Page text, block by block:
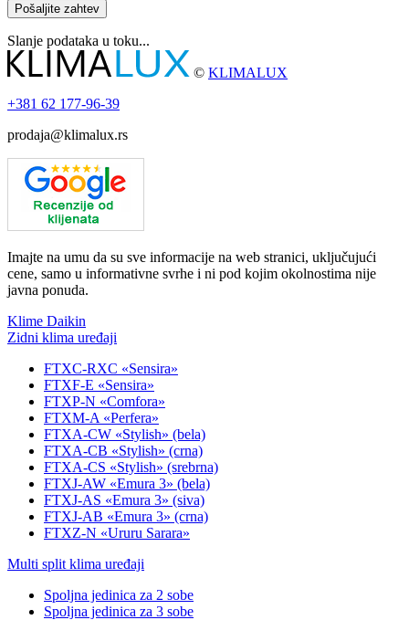
Pošaljite zahtev
Slanje podataka u toku...
© KLIMALUX
+381 62 177-96-39
prodaja@klimalux.rs
Imajte na umu da su sve informacije na web stranici, uključujući
cene, samo u informativne svrhe i ni pod kojim okolnostima nije
javna ponuda.
Klime Daikin
Zidni klima uređaji
FTXC-RXC «Sensira»
FTXF-E «Sensira»
FTXP-N «Comfora»
FTXM-A «Perfera»
FTXA-CW «Stylish» (bela)
FTXA-CB «Stylish» (crna)
FTXA-CS «Stylish» (srebrna)
FTXJ-AW «Emura 3» (bela)
FTXJ-AS «Emura 3» (siva)
FTXJ-AB «Emura 3» (crna)
FTXZ-N «Ururu Sarara»
Multi split klima uređaji
Spoljna jedinica za 2 sobe
Spoljna jedinica za 3 sobe